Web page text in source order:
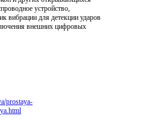
устройство,
вибрации для детекции ударов
внешних цифровых